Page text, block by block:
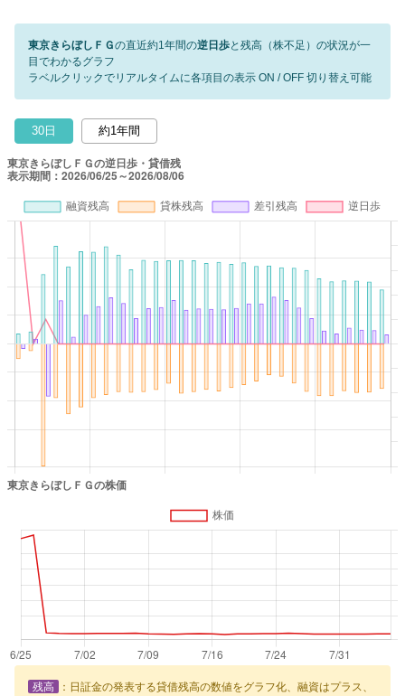
東京きらぼしＦＧの直近約1年間の逆日歩と残高（株不足）の状況が一
目でわかるグラフ
ラベルクリックでリアルタイムに各項目の表示 ON / OFF 切り替え可能
30日 約1年間
残高
：日証金の発表する貸借残高の数値をグラフ化、融資はプラス、